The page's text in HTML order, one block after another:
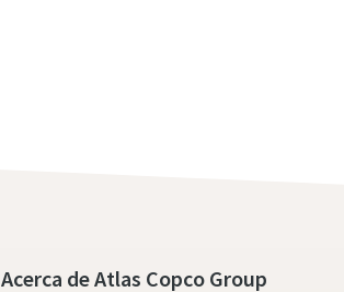
Acerca de Atlas Copco Group